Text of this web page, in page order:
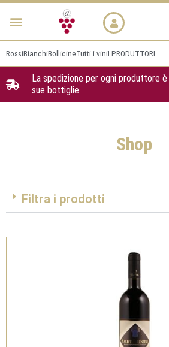
Vai
Menu
RossiBianchiBollicineTutti i viniI PRODUTTORI
La spedizione per ogni produttore
sue bottiglie
Shop
Filtra i prodotti